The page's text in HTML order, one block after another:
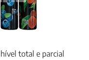
total e parcial